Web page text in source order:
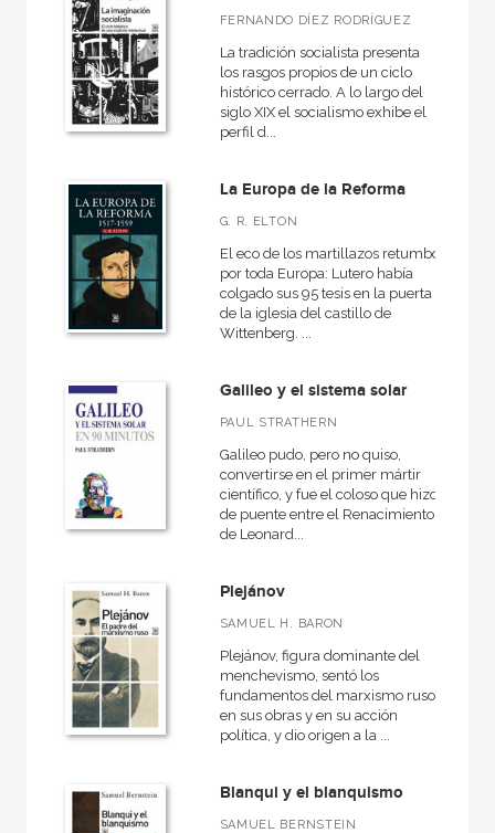
Sociología del trabajo
Vidas para leerlas
Cartoné
Rústica
CATÁLOGOS PDF
Catálogos PDF
FERNANDO DÍEZ RODRÍGUEZ
La tradición socialista presenta
los rasgos propios de un ciclo
histórico cerrado. A lo largo del
siglo XIX el socialismo exhibe el
perfil d...
La Europa de la Reforma
G. R. ELTON
El eco de los martillazos retumbó
por toda Europa: Lutero había
colgado sus 95 tesis en la puerta
de la iglesia del castillo de
Wittenberg. ...
Galileo y el sistema solar
PAUL STRATHERN
Galileo pudo, pero no quiso,
convertirse en el primer mártir
científico, y fue el coloso que hizo
de puente entre el Renacimiento
de Leonard...
Plejánov
SAMUEL H. BARON
Plejánov, figura dominante del
menchevismo, sentó los
fundamentos del marxismo ruso
en sus obras y en su acción
política, y dio origen a la ...
Blanqui y el blanquismo
SAMUEL BERNSTEIN